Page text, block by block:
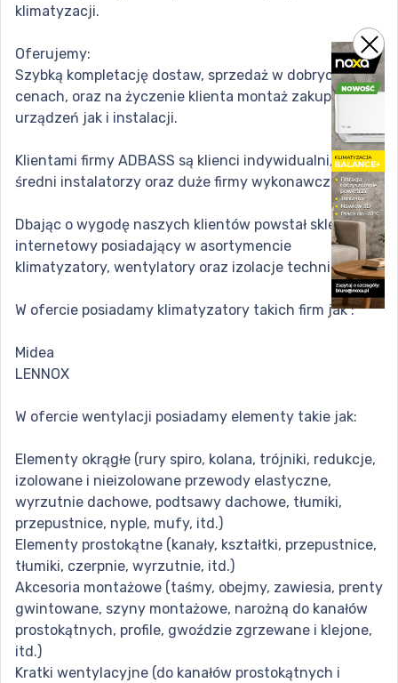
klimatyzacji.
Oferujemy:
Szybką kompletację dostaw, sprzedaż w dobrych
cenach, oraz na życzenie klienta montaż zakupionych
urządzeń jak i instalacji.
Klientami firmy ADBASS są klienci indywidualni,mali i
średni instalatorzy oraz duże firmy wykonawcze.
Dbając o wygodę naszych klientów powstał sklep
internetowy posiadający w asortymencie
klimatyzatory, wentylatory oraz izolacje techniczną.
W ofercie posiadamy klimatyzatory takich firm jak :
Midea
LENNOX
W ofercie wentylacji posiadamy elementy takie jak:
Elementy okrągłe (rury spiro, kolana, trójniki, redukcje,
izolowane i nieizolowane przewody elastyczne,
wyrzutnie dachowe, podtsawy dachowe, tłumiki,
przepustnice, nyple, mufy, itd.)
Elementy prostokątne (kanały, kształtki, przepustnice,
tłumiki, czerpnie, wyrzutnie, itd.)
Akcesoria montażowe (taśmy, obejmy, zawiesia, prenty
gwintowane, szyny montażowe, narożną do kanałów
prostokątnych, profile, gwoździe zgrzewane i klejone,
itd.)
Kratki wentylacyjne (do kanałów prostokątnych i